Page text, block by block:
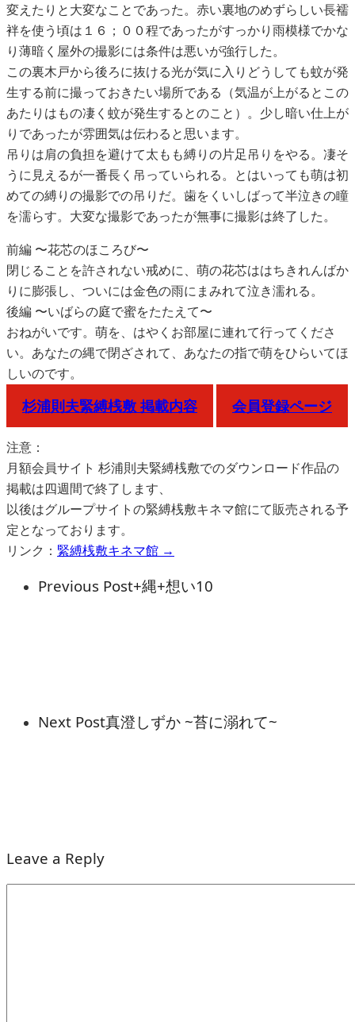
変えたりと大変なことであった。赤い裏地のめずらしい長襦
袢を使う頃は１６；００程であったがすっかり雨模様でかな
り薄暗く屋外の撮影には条件は悪いが強行した。
この裏木戸から後ろに抜ける光が気に入りどうしても蚊が発
生する前に撮っておきたい場所である（気温が上がるとこの
あたりはもの凄く蚊が発生するとのこと）。少し暗い仕上が
りであったが雰囲気は伝わると思います。
吊りは肩の負担を避けて太もも縛りの片足吊りをやる。凄そ
うに見えるが一番長く吊っていられる。とはいっても萌は初
めての縛りの撮影での吊りだ。歯をくいしばって半泣きの瞳
を濡らす。大変な撮影であったが無事に撮影は終了した。
前編 〜花芯のほころび〜
閉じることを許されない戒めに、萌の花芯ははちきれんばか
りに膨張し、ついには金色の雨にまみれて泣き濡れる。
後編 〜いばらの庭で蜜をたたえて〜
おねがいです。萌を、はやくお部屋に連れて行ってくださ
い。あなたの縄で閉ざされて、あなたの指で萌をひらいてほ
しいのです。
杉浦則夫緊縛桟敷 掲載内容 会員登録ページ
注意：
月額会員サイト 杉浦則夫緊縛桟敷でのダウンロード作品の
掲載は四週間で終了します、
以後はグループサイトの緊縛桟敷キネマ館にて販売される予
定となっております。
リンク： 緊縛桟敷キネマ館 →
Previous Post+縄+想い10
Next Post真澄しずか ~苔に溺れて~
Leave a Reply